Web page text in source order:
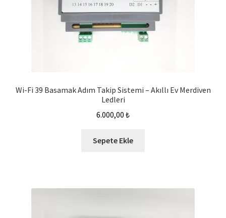
Wi-Fi 39 Basamak Adım Takip Sistemi – Akıllı Ev Merdiven
Ledleri
6.000,00 ₺
Sepete Ekle